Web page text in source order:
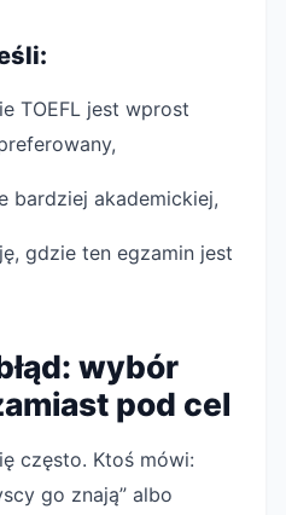
TOEFL jest wprost
bardziej akademickiej,
gdzie ten egzamin jest
wybór
pod cel
często. Ktoś mówi:
go znają” albo